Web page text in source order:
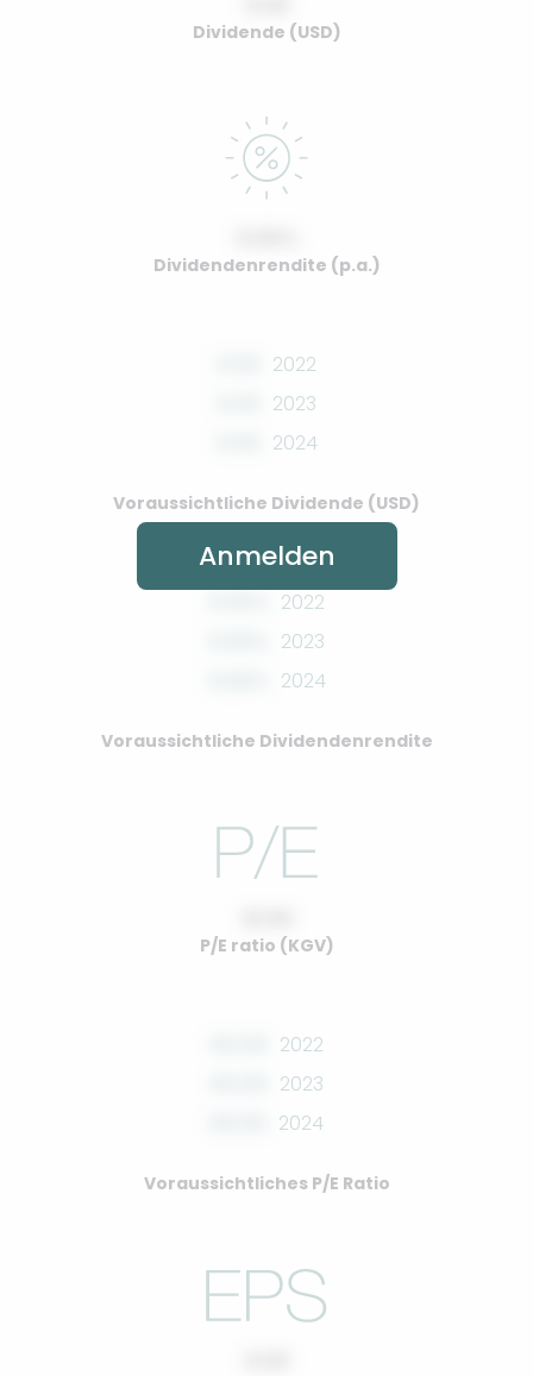
Dividende (USD)
Dividendenrendite (p.a.)
2022
2023
2024
Voraussichtliche Dividende (USD)
2022
2023
2024
Voraussichtliche Dividendenrendite
P/E ratio (KGV)
2022
2023
2024
Voraussichtliches P/E Ratio
Anmelden